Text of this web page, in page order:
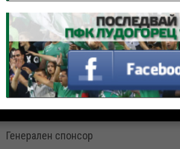
Генерален спонсор